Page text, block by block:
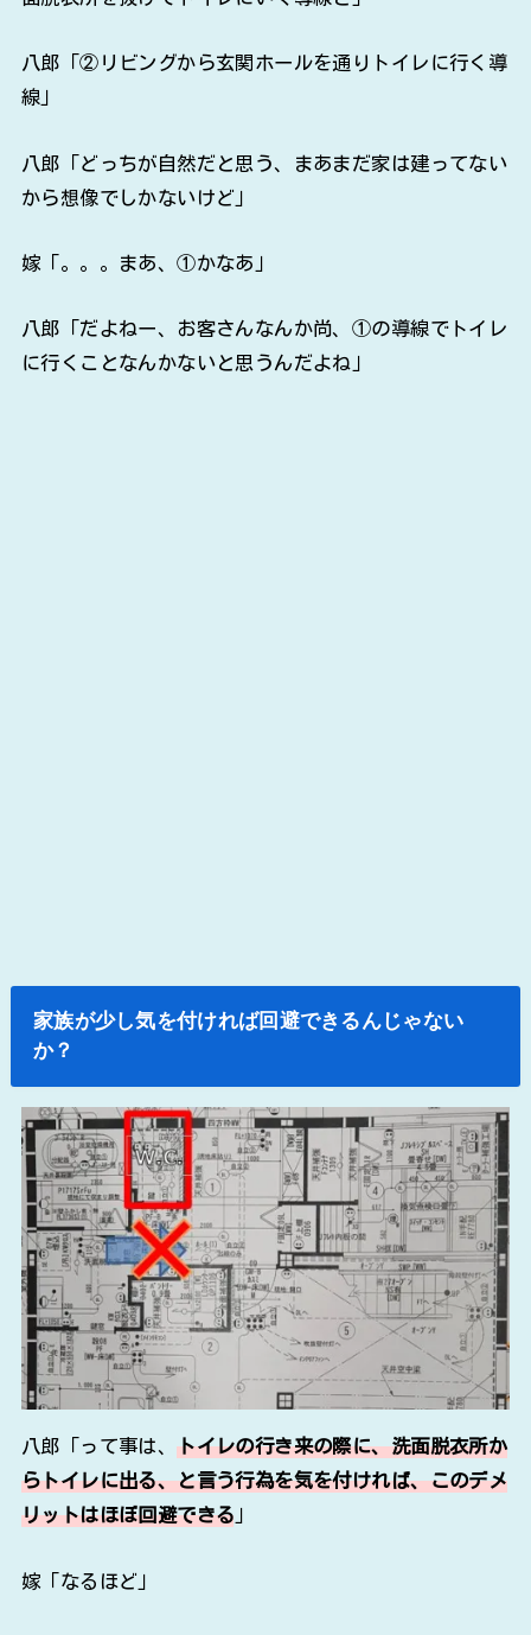
八郎「②リビングから玄関ホールを通りトイレに行く導
線」
八郎「どっちが自然だと思う、まあまだ家は建ってない
から想像でしかないけど」
嫁「。。。まあ、①かなあ」
八郎「だよねー、お客さんなんか尚、①の導線でトイレ
に行くことなんかないと思うんだよね」
家族が少し気を付ければ回避できるんじゃない
か？
八郎「って事は、トイレの行き来の際に、洗面脱衣所か
らトイレに出る、と言う行為を気を付ければ、このデメ
リットはほぼ回避できる 」
嫁「なるほど」